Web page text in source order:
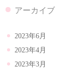
アーカイブ
2023年6月
2023年4月
2023年3月